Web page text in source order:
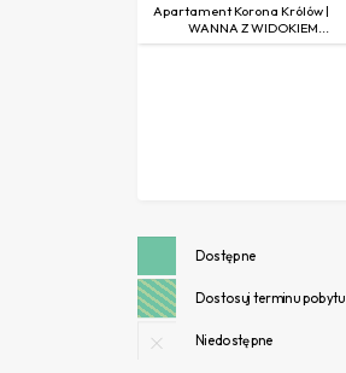
Apartament Korona Królów |
WANNA Z WIDOKIEM...
Dostępne
Dostosuj terminu pobytu
Niedostępne